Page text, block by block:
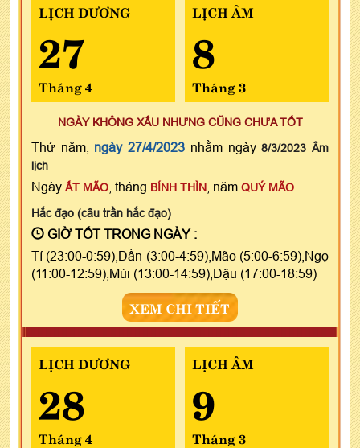
LỊCH DƯƠNG
27
Tháng 4
LỊCH ÂM
8
Tháng 3
NGÀY KHÔNG XẤU NHƯNG CŨNG CHƯA TỐT
Thứ năm, ngày 27/4/2023 nhằm ngày8/3/2023 Âm
lịch
Ngày ẤT MÃO , tháng BÍNH THÌN , năm QUÝ MÃO
Hắc đạo (câu trần hắc đạo)
GIỜ TỐT TRONG NGÀY :
Tí (23:00-0:59),Dần (3:00-4:59),Mão (5:00-6:59),Ngọ
(11:00-12:59),Mùi (13:00-14:59),Dậu (17:00-18:59)
XEM CHI TIẾT
LỊCH DƯƠNG
28
Tháng 4
LỊCH ÂM
9
Tháng 3